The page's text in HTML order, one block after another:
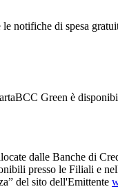
notifiche di spesa
Green è
dalle Banche di
presso le Filiali e
del sito dell'Emittente